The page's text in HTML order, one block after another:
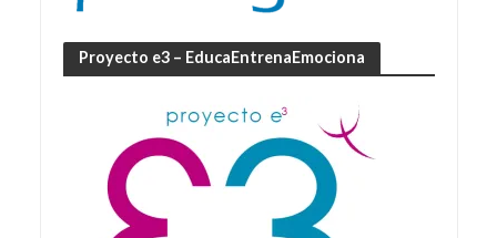
Proyecto e3 – EducaEntrenaEmociona